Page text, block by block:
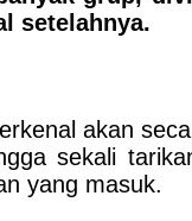
setelahnya.
akan
sekali
yang masuk.